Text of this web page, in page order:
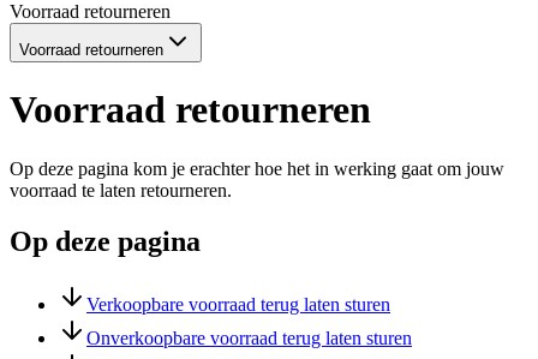
Voorraad retourneren
Voorraad retourneren
Voorraad retourneren
Op deze pagina kom je erachter hoe het in werking gaat om jouw
voorraad te laten retourneren.
Op deze pagina
Verkoopbare voorraad terug laten sturen
Onverkoopbare voorraad terug laten sturen